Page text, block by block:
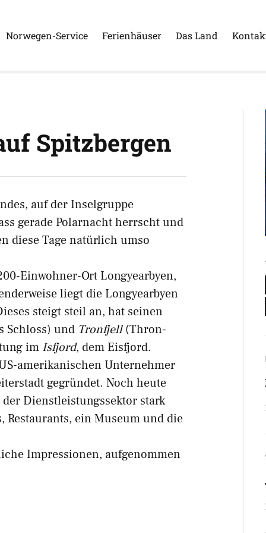
Norwegen-Service Ferienhäuser Das Land
Spitzbergen
auf der Inselgruppe
gerade Polarnacht herrscht und
diese Tage natürlich umso
Einwohner-Ort Longyearbyen,
liegt die Longyearbyen
steigt steil an, hat seinen
Schloss) und Tronfjell(Thron-
im Isfjord, dem Eisfjord.
amerikanischen Unternehmer
gegründet. Noch heute
Dienstleistungssektor stark
Restaurants, ein Museum und die
Impressionen, aufgenommen